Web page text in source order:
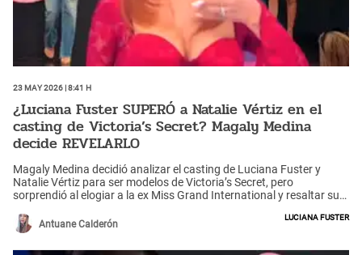
23 May 2026 | 8:41 h
¿Luciana Fuster SUPERÓ a Natalie Vértiz en el
casting de Victoria’s Secret? Magaly Medina
decide REVELARLO
Magaly Medina decidió analizar el casting de Luciana Fuster y
Natalie Vértiz para ser modelos de Victoria’s Secret, pero
sorprendió al elogiar a la ex Miss Grand International y resaltar su
que no quería comparar a ambas modelos.
Antuane Calderón
Luciana Fuster